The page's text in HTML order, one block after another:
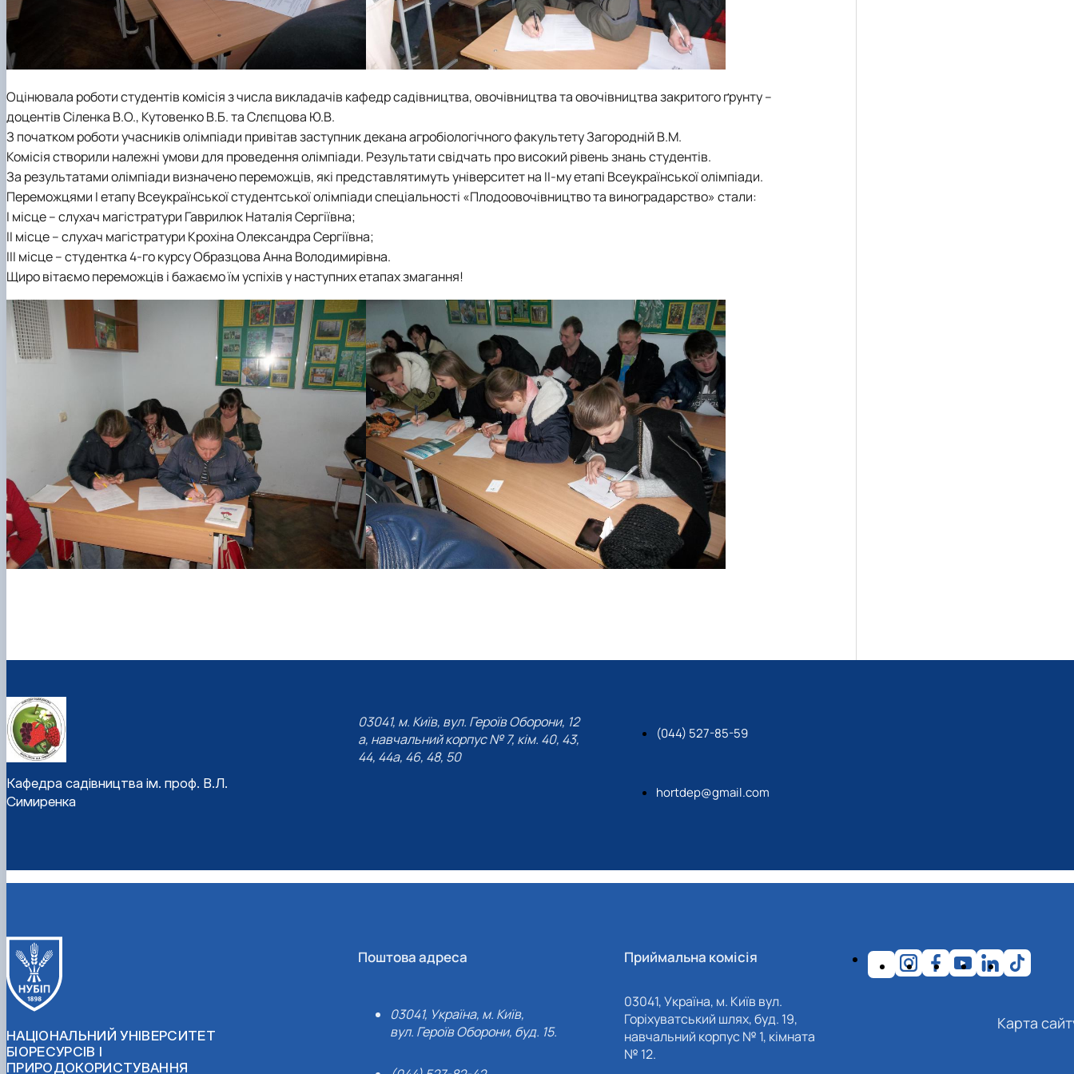
Оцінювала роботи студентів комісія з числа викладачів кафедр садівництва, овочівництва та овочівництва закритого ґрунту –
доцентів Сіленка В.О., Кутовенко В.Б. та Слєпцова Ю.В.
З початком роботи учасників олімпіади привітав заступник декана агробіологічного факультету Загородній В.М.
Комісія створили належні умови для проведення олімпіади. Результати свідчать про високий рівень знань студентів.
За результатами олімпіади визначено переможців, які представлятимуть університет на ІІ-му етапі Всеукраїнської олімпіади.
Переможцями І етапу Всеукраїнської студентської олімпіади спеціальності «Плодоовочівництво та виноградарство» стали:
І місце – слухач магістратури Гаврилюк Наталія Сергіївна;
ІІ місце – слухач магістратури Крохіна Олександра Сергіївна;
ІІІ місце – студентка 4-го курсу Образцова Анна Володимирівна.
Щиро вітаємо переможців і бажаємо їм успіхів у наступних етапах змагання!
Кафедра садівництва ім. проф. В.Л.
Симиренка
03041, м. Київ, вул. Героїв Оборони, 12
а, навчальний корпус № 7, кім. 40, 43,
44, 44а, 46, 48, 50
(044) 527-85-59
hortdep@gmail.com
НАЦІОНАЛЬНИЙ УНІВЕРСИТЕТ
БІОРЕСУРСІВ І
ПРИРОДОКОРИСТУВАННЯ
Поштова адреса
03041, Україна, м. Київ,
вул. Героїв Оборони, буд. 15.
Приймальна комісія
03041, Україна, м. Київ вул.
Горіхуватський шлях, буд. 19,
навчальний корпус № 1, кімната
№ 12.
Карта